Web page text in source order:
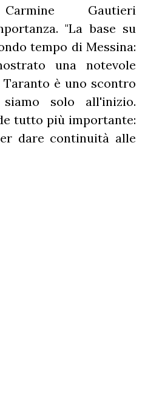
Gautieri
"La base su
tempo di Messina:
una notevole
è uno scontro
solo all'inizio.
tutto più importante:
dare continuità alle